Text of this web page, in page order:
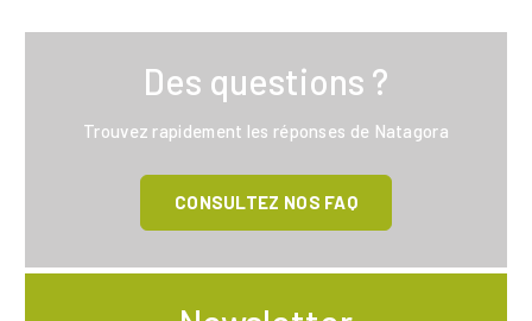
Des questions ?
Trouvez rapidement les réponses de Natagora
CONSULTEZ NOS FAQ